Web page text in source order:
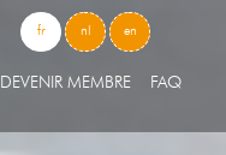
skip to content
fr nl en
DEVENIR MEMBRE FAQ